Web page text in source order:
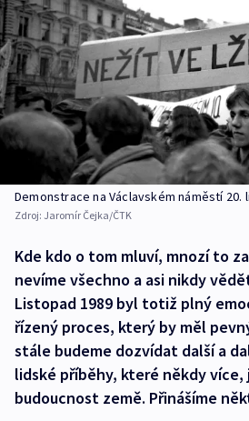
Demonstrace na Václavském náměstí 20.
Zdroj: Jaromír Čejka/ČTK
Kde kdo o tom mluví, mnozí to
nevíme všechno a asi nikdy
Listopad 1989 byl totiž plný
řízený proces, který by měl
stále budeme dozvídat další a
lidské příběhy, které někdy
budoucnost země. Přinášíme